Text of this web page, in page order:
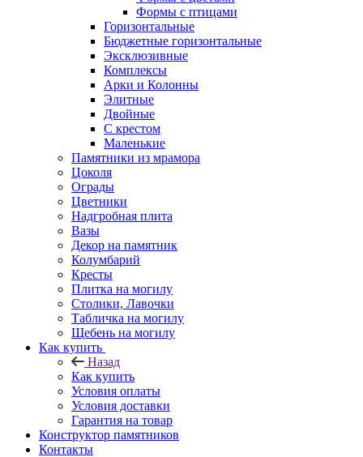
Формы с птицами
Горизонтальные
Бюджетные горизонтальные
Эксклюзивные
Комплексы
Арки и Колонны
Элитные
Двойные
С крестом
Маленькие
Памятники из мрамора
Цоколя
Ограды
Цветники
Надгробная плита
Вазы
Декор на памятник
Колумбарий
Кресты
Плитка на могилу
Столики, Лавочки
Табличка на могилу
Щебень на могилу
Как купить
Назад
Как купить
Условия оплаты
Условия доставки
Гарантия на товар
Конструктор памятников
Контакты